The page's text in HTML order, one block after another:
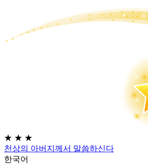
★ ★ ★
천상의 아버지께서 말씀하신다
한국어